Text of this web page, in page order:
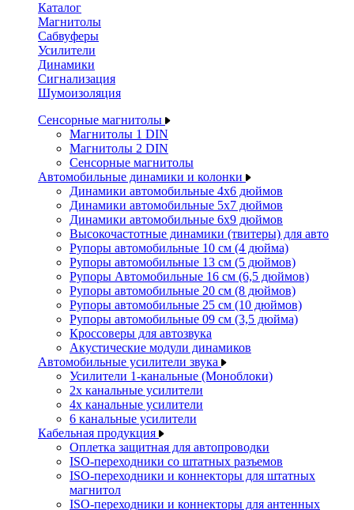
Каталог
Магнитолы
Сабвуферы
Усилители
Динамики
Сигнализация
Шумоизоляция
Сенсорные магнитолы
Магнитолы 1 DIN
Магнитолы 2 DIN
Сенсорные магнитолы
Автомобильные динамики и колонки
Динамики автомобильные 4x6 дюймов
Динамики автомобильные 5x7 дюймов
Динамики автомобильные 6x9 дюймов
Высокочастотные динамики (твитеры) для авто
Рупоры автомобильные 10 см (4 дюйма)
Рупоры автомобильные 13 см (5 дюймов)
Рупоры Автомобильные 16 см (6,5 дюймов)
Рупоры автомобильные 20 см (8 дюймов)
Рупоры автомобильные 25 см (10 дюймов)
Рупоры автомобильные 09 см (3,5 дюйма)
Кроссоверы для автозвука
Акустические модули динамиков
Автомобильные усилители звука
Усилители 1-канальные (Моноблоки)
2х канальные усилители
4х канальные усилители
6 канальные усилители
Кабельная продукция
Оплетка защитная для автопроводки
ISO-переходники со штатных разъемов
ISO-переходники и коннекторы для штатных
магнитол
ISO-переходники и коннекторы для антенных